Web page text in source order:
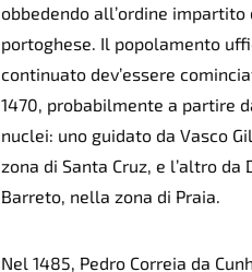
obbedendo all’ordine impartito
portoghese. Il popolamento
continuato dev’essere
1470, probabilmente a partire
nuclei: uno guidato da Vasco
zona di Santa Cruz, e l’altro da
Barreto, nella zona di Praia.
Nel 1485, Pedro Correia da